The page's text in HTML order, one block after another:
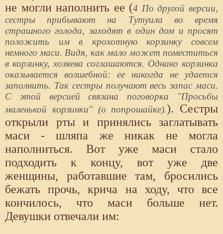
не могли наполнить ее (4 По другой версии,
сестры прибывают на Тутуила во время
страшного голода, заходят в один дом и просят
положить им в крохотную корзинку совсем
немного маси. Видя, как мало может поместиться
в корзинку, хозяева соглашаются. Однако корзинка
оказывается волшебной: ее никогда не удается
заполнить. Так сестры получают весь запас маси.
С этой версией связана поговорка "Просьбы
маленькой корзинки" (о попрошайке).). Сестры
открыли рты и принялись заглатывать
маси - шляпа же никак не могла
наполниться. Вот уже маси стало
подходить к концу, вот уже две
женщины, работавшие там, бросились
бежать прочь, крича на ходу, что все
кончилось, что маси больше нет.
Девушки отвечали им: